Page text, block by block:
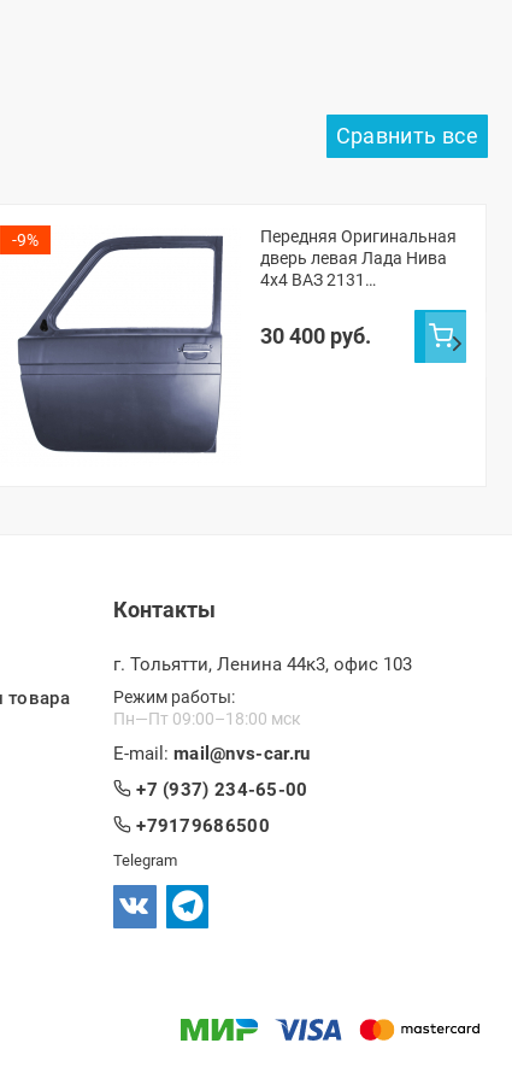
-9%
Передняя Оригинальная
дверь левая Лада Нива
4х4 ВАЗ 2131
30 400 руб.
товара
Контакты
г. Тольятти, Ленина 44к3, офис 103
Режим работы:
Пн—Пт 09:00–18:00 мск
E-mail: mail@nvs-car.ru
+7 (937) 234-65-00
+79179686500
Telegram